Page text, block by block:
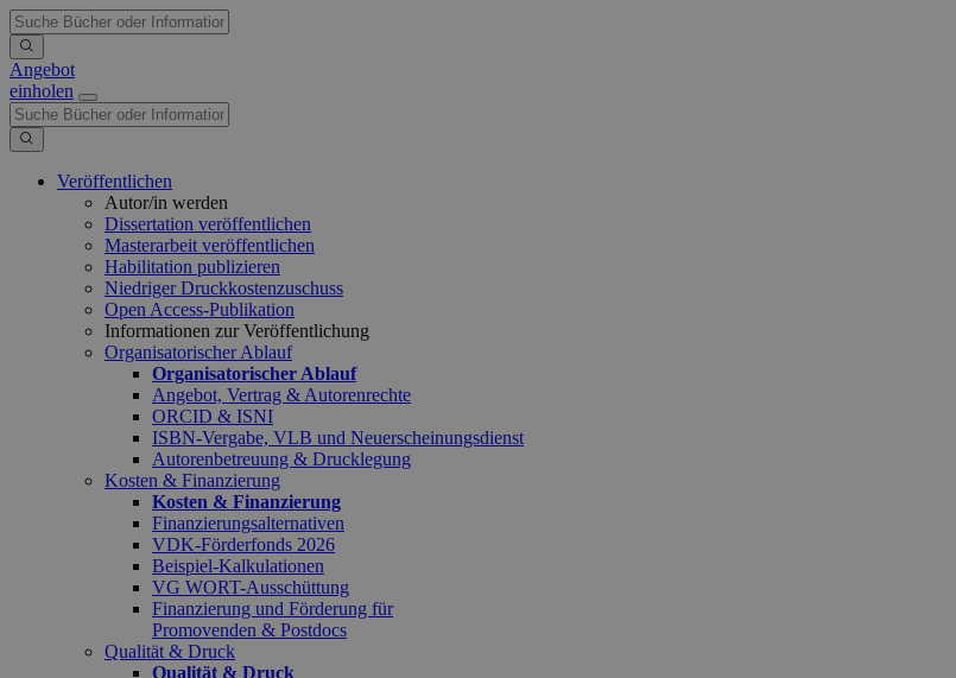
Angebot
einholen
Veröffentlichen
Autor/in werden
Dissertation veröffentlichen
Masterarbeit veröffentlichen
Habilitation publizieren
Niedriger Druckkostenzuschuss
Open Access-Publikation
Informationen zur Veröffentlichung
Organisatorischer Ablauf
Organisatorischer Ablauf
Angebot, Vertrag & Autorenrechte
ORCID & ISNI
ISBN-Vergabe, VLB und Neuerscheinungsdienst
Autorenbetreuung & Drucklegung
Kosten & Finanzierung
Kosten & Finanzierung
Finanzierungsalternativen
VDK-Förderfonds 2026
Beispiel-Kalkulationen
VG WORT-Ausschüttung
Finanzierung und Förderung für
Promovenden & Postdocs
Qualität & Druck
Qualität & Druck